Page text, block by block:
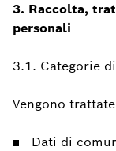
3. Raccolta,
personali
3.1. Categorie
Vengono
Dati di